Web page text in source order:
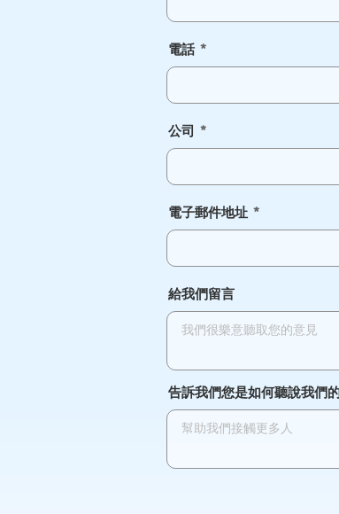
電話
公司
電子郵件地址
給我們留言
告訴我們您是如何聽說我們的